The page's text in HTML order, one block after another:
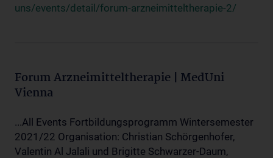
uns/events/detail/forum-arzneimitteltherapie-2/
Forum Arzneimitteltherapie | MedUni
Vienna
...All Events Fortbildungsprogramm Wintersemester
2021/22 Organisation: Christian Schörgenhofer,
Valentin Al Jalali und Brigitte Schwarzer-Daum,